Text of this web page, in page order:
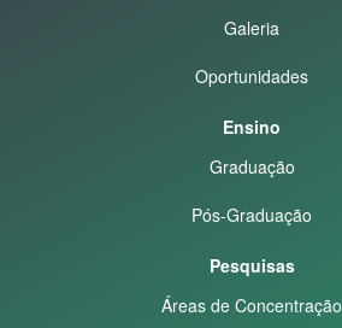
Galeria
Oportunidades
Ensino
Graduação
Pós-Graduação
Pesquisas
Áreas de Concentração